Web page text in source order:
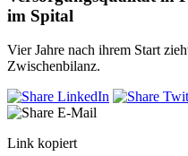
im Spital
Vier Jahre nach ihrem Start
Zwischenbilanz.
Link kopiert